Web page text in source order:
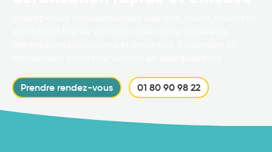
Prendre rendez-vous 01 80 90 98 22